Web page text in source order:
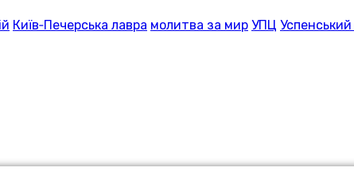
Київ‑Печерська лавра молитва за мир УПЦ